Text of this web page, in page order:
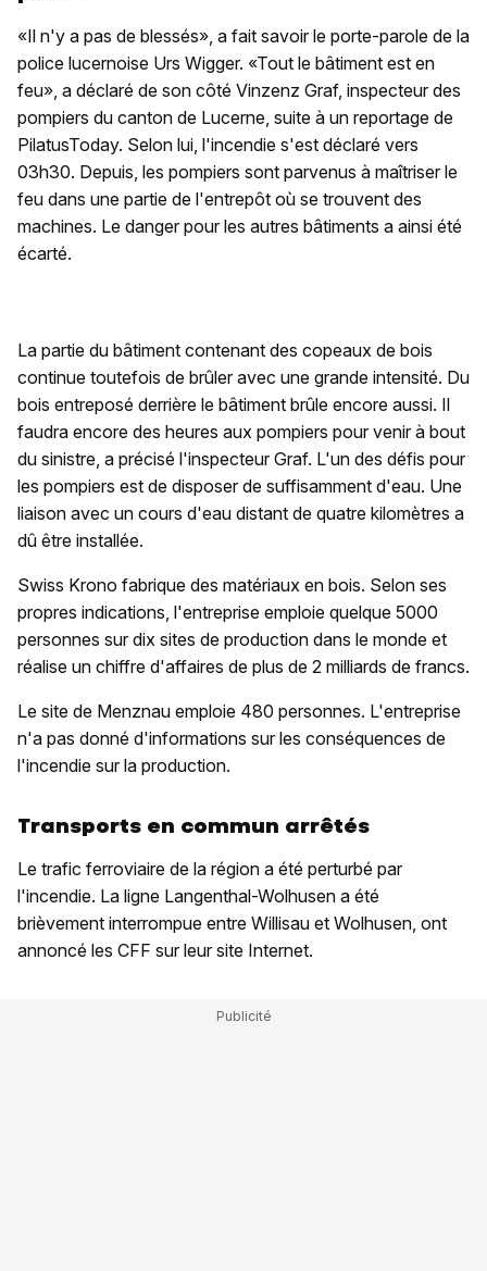
«Il n'y a pas de blessés», a fait savoir le porte-parole de la
police lucernoise Urs Wigger. «Tout le bâtiment est en
feu», a déclaré de son côté Vinzenz Graf, inspecteur des
pompiers du canton de Lucerne, suite à un reportage de
PilatusToday. Selon lui, l'incendie s'est déclaré vers
03h30. Depuis, les pompiers sont parvenus à maîtriser le
feu dans une partie de l'entrepôt où se trouvent des
machines. Le danger pour les autres bâtiments a ainsi été
écarté.
La partie du bâtiment contenant des copeaux de bois
continue toutefois de brûler avec une grande intensité. Du
bois entreposé derrière le bâtiment brûle encore aussi. Il
faudra encore des heures aux pompiers pour venir à bout
du sinistre, a précisé l'inspecteur Graf. L'un des défis pour
les pompiers est de disposer de suffisamment d'eau. Une
liaison avec un cours d'eau distant de quatre kilomètres a
dû être installée.
Swiss Krono fabrique des matériaux en bois. Selon ses
propres indications, l'entreprise emploie quelque 5000
personnes sur dix sites de production dans le monde et
réalise un chiffre d'affaires de plus de 2 milliards de francs.
Le site de Menznau emploie 480 personnes. L'entreprise
n'a pas donné d'informations sur les conséquences de
l'incendie sur la production.
Transports en commun arrêtés
Le trafic ferroviaire de la région a été perturbé par
l'incendie. La ligne Langenthal-Wolhusen a été
brièvement interrompue entre Willisau et Wolhusen, ont
annoncé les CFF sur leur site Internet.